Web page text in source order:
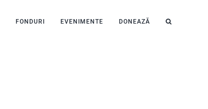
FONDURI EVENIMENTE DONEAZĂ